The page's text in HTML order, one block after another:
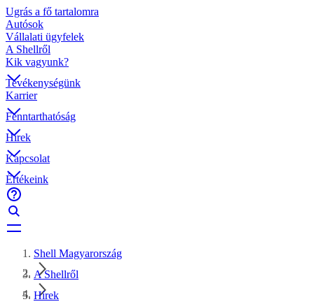
Ugrás a fő tartalomra
Autósok
Vállalati ügyfelek
A Shellről
Kik vagyunk?
Tevékenységünk
Karrier
Fenntarthatóság
Hírek
Kapcsolat
Értékeink
Shell Magyarország
A Shellről
Hírek